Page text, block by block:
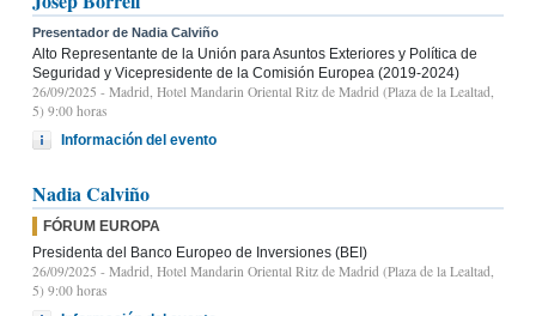
Presentador de Nadia Calviño
Alto Representante de la Unión para Asuntos Exteriores y Política de
Seguridad y Vicepresidente de la Comisión Europea (2019-2024)
26/09/2025 - Madrid, Hotel Mandarin Oriental Ritz de Madrid (Plaza de la Lealtad,
5) 9:00 horas
Información del evento
Nadia Calviño
FÓRUM EUROPA
Presidenta del Banco Europeo de Inversiones (BEI)
26/09/2025 - Madrid, Hotel Mandarin Oriental Ritz de Madrid (Plaza de la Lealtad,
5) 9:00 horas